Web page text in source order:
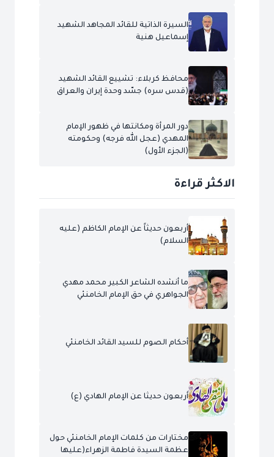
السيرة الذاتية للقائد المجاهد الشهيد
إسماعيل هنية
محافظ كربلاء: تشييع القائد الشهيد
(قدس سره) جسّد وحدة إيران والعراق
دور المرأة ومكانتها في ظهور الإمام
المهدي (عجل الله فرجه) وحكومته
(الجزء الأول)
الاكثر قراءة
أربعون حديثاً عن الإمام الكاظم (عليه
السلام)
ما أنشده الشاعر الكبير محمد مهدي
الجواهري في حق الإمام الخامنئي
أحكام الصوم للسيد القائد الخامنئي
أربعون حديثا عن الإمام الهادي (ع)
مختارات من كلمات الإمام الخامنئي حول
عظمة السيدة فاطمة الزهراء(عليها